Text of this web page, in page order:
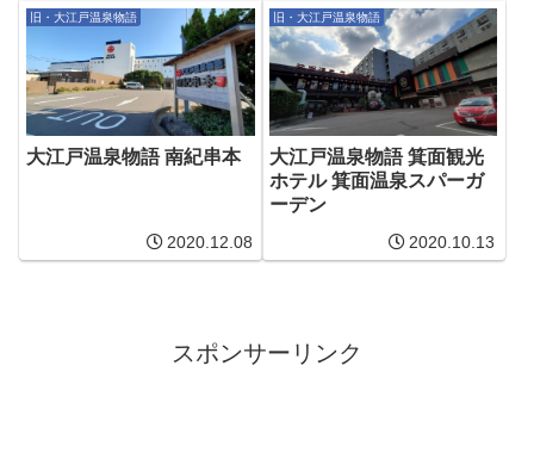
旧・大江戸温泉物語
大江戸温泉物語 南紀串本
2020.12.08
旧・大江戸温泉物語
大江戸温泉物語 箕面観光
ホテル 箕面温泉スパーガ
ーデン
2020.10.13
スポンサーリンク